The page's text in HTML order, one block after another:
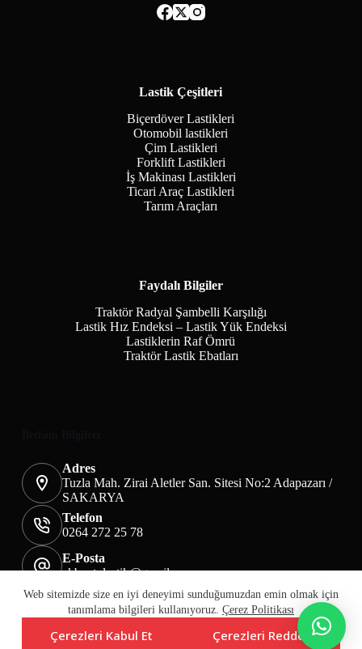
Web sitemizde size en iyi deneyimi sunduğumuzdan emin olmak için
tanımlama bilgileri kullanıyoruz. Çerez Politikası
Çerezleri Kabul Et Çerezleri Reddet
Lastik Çeşitleri
Biçerdöver Lastikleri
Otomobil lastikleri
Çim Lastikleri
Forklift Lastikleri
İş Makinası Lastikleri
Ticari Araç Lastikleri
Tarım Araçları
Faydalı Bilgiler
Traktör Radyal Şambelli Karşılığı
Lastik Hız Endeksi – Lastik Yük Endeksi
Lastiklerin Raf Ömrü
Traktör Lastik Ebatları
Adres
Tuzla Mah. Zirai Aletler San. Sitesi No:2 Adapazarı /
SAKARYA
Telefon
0264 272 25 78
E-Posta
akbaotolastik@gmail.com
Mesafeli Satış Sözleşmesi
Teslimat&İade
Üyelik KVKK Sayfası
Çerez Politikası